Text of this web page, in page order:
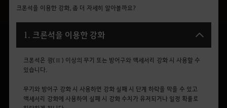
크론석을 이용한 강화, 좀 더 자세히 알아볼까요?
1. 크론석을 이용한 강화
크론석은 광(Ⅱ) 이상의 무기 또는 방어구와 액세서리 강화 시 사용할 수
있습니다.
무기와 방어구 강화 시 사용하면 강화 실패 시 단계 하락을 막을 수 있고
액세서리 강화에 사용하여 실패 시 강화 수치가 유저되거나 일정 확률로